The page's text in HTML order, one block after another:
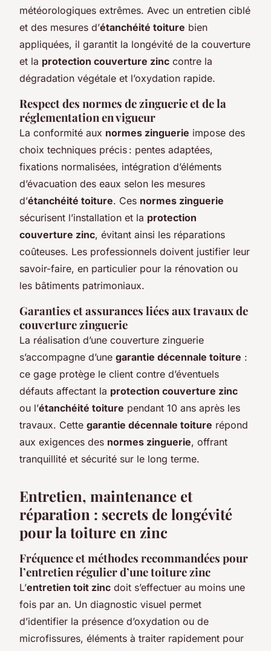
météorologiques extrêmes. Avec un entretien ciblé
et des mesures d’étanchéité toiture bien
appliquées, il garantit la longévité de la couverture
et la protection couverture zinc contre la
dégradation végétale et l’oxydation rapide.
Respect des normes de zinguerie et de la
réglementation en vigueur
La conformité aux normes zinguerie impose des
choix techniques précis : pentes adaptées,
fixations normalisées, intégration d’éléments
d’évacuation des eaux selon les mesures
d’étanchéité toiture. Ces normes zinguerie
sécurisent l’installation et la protection
couverture zinc, évitant ainsi les réparations
coûteuses. Les professionnels doivent justifier leur
savoir-faire, en particulier pour la rénovation ou
les bâtiments patrimoniaux.
Garanties et assurances liées aux travaux de
couverture zinguerie
La réalisation d’une couverture zinguerie
s’accompagne d’une garantie décennale toiture :
ce gage protège le client contre d’éventuels
défauts affectant la protection couverture zinc
ou l’étanchéité toiture pendant 10 ans après les
travaux. Cette garantie décennale toiture répond
aux exigences des normes zinguerie, offrant
tranquillité et sécurité sur le long terme.
Entretien, maintenance et
réparation : secrets de longévité
pour la toiture en zinc
Fréquence et méthodes recommandées pour
l’entretien régulier d’une toiture zinc
L’entretien toit zinc doit s’effectuer au moins une
fois par an. Un diagnostic visuel permet
d’identifier la présence d’oxydation ou de
microfissures, éléments à traiter rapidement pour